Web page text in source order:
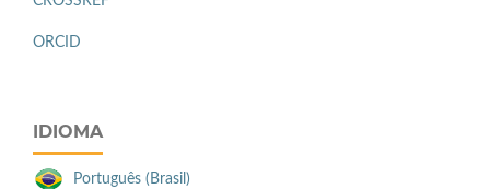
ORCID
IDIOMA
Português (Brasil)